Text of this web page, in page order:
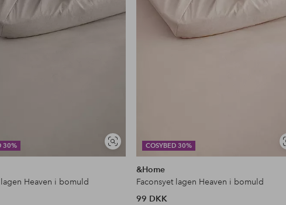
30%
Se
lignende
lagen Heaven i bomuld
COSYBED 30%
&Home
Faconsyet lagen Heaven i bomuld
99 DKK